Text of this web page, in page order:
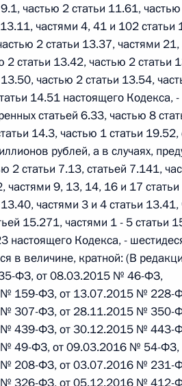
№ 259-ФЗ
закона «О статусе
Федерации»
№ 265-ФЗ
закона «О персональных
№ 256-ФЗ
присяжных заседателях
частью 2 статьи 11.61, частью
частями 4, 41 и 102 статьи
2 статьи 13.37, частями 21,
статьи 13.42, частью 2 статьи
частью 2 статьи 13.54,
14.51 настоящего Кодекса, -
статьей 6.33, частью 8
14.3, частью 1 статьи 19.52,
рублей, а в случаях,
2 статьи 7.13, статьей 7.141,
частями 9, 13, 14, 16 и 17
частями 3 и 4 статьи
15.271, частями 1 - 5 статьи
настоящего Кодекса, -
в величине, кратной: (В
ФЗ, от 08.03.2015 № 46-ФЗ,
159-ФЗ, от 13.07.2015 № 228-
307-ФЗ, от 28.11.2015 № 350-
439-ФЗ, от 30.12.2015 № 443-
49-ФЗ, от 09.03.2016 № 54-ФЗ,
208-ФЗ, от 03.07.2016 № 231-